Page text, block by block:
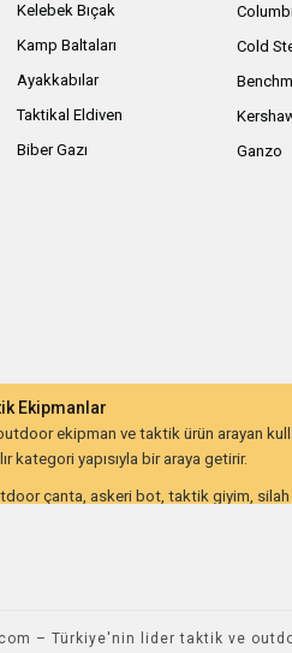
Kelebek Bıçak
Kamp Baltaları
Ayakkabılar
Taktikal Eldiven
Biber Gazı
Cold
Ganzo
Ekipmanlar
ekipman ve taktik ürün arayan
kategori yapısıyla bir araya getirir.
çanta, askeri bot, taktik giyim, silah
– Türkiye'nin lider taktik ve